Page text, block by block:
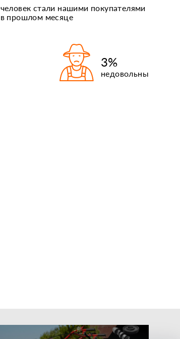
человек стали нашими покупателями
в прошлом месяце
3%
недовольны